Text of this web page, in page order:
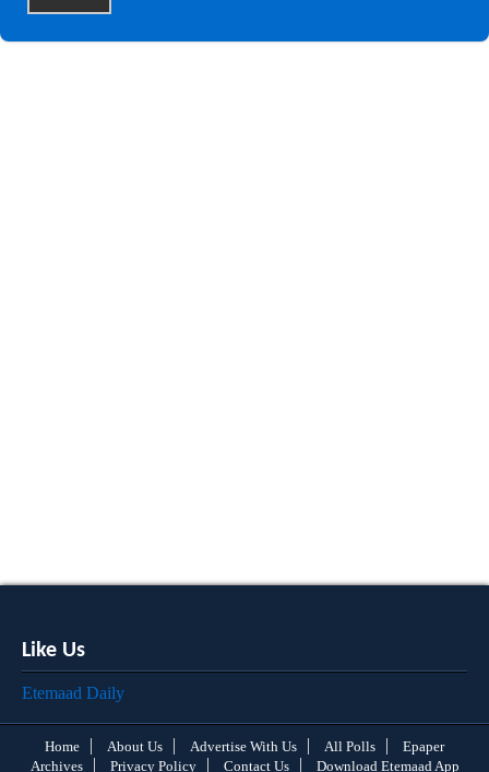
Like Us
Etemaad Daily
Home About Us Advertise With Us All Polls
Epaper
Archives
Privacy Policy Contact Us Download Etemaad App